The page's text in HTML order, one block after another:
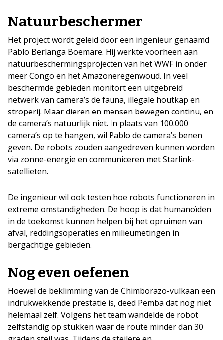
Natuurbeschermer
Het project wordt geleid door een ingenieur genaamd
Pablo Berlanga Boemare. Hij werkte voorheen aan
natuurbeschermingsprojecten van het WWF in onder
meer Congo en het Amazoneregenwoud. In veel
beschermde gebieden monitort een uitgebreid
netwerk van camera’s de fauna, illegale houtkap en
stroperij. Maar dieren en mensen bewegen continu, en
de camera’s natuurlijk niet. In plaats van 100.000
camera’s op te hangen, wil Pablo de camera’s benen
geven. De robots zouden aangedreven kunnen worden
via zonne-energie en communiceren met Starlink-
satellieten.
De ingenieur wil ook testen hoe robots functioneren in
extreme omstandigheden. De hoop is dat humanoïden
in de toekomst kunnen helpen bij het opruimen van
afval, reddingsoperaties en milieumetingen in
bergachtige gebieden.
Nog even oefenen
Hoewel de beklimming van de Chimborazo-vulkaan een
indrukwekkende prestatie is, deed Pemba dat nog niet
helemaal zelf. Volgens het team wandelde de robot
zelfstandig op stukken waar de route minder dan 30